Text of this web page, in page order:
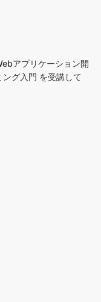
アプリケーション開
グ入門 を受講して